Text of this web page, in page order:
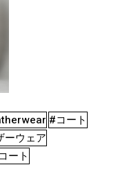
#コート
ーウェア
ート